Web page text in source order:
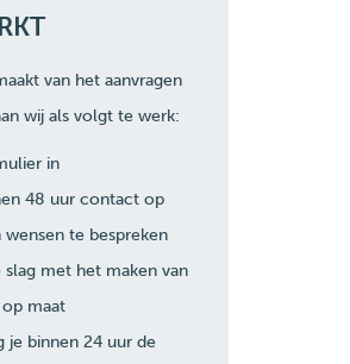
van het aanvragen
wij als volgt te werk:
in
48 uur contact op
te bespreken
slag met het maken van
maat
je binnen 24 uur de